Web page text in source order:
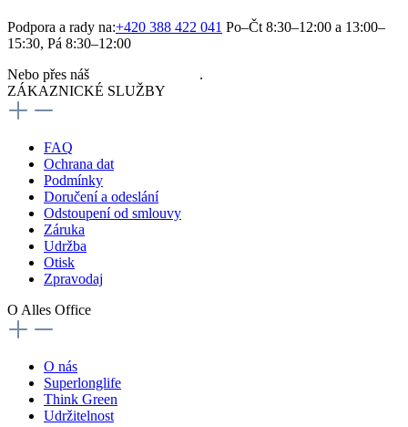
Podpora a rady na:+420 388 422 041 Po–Čt 8:30–12:00 a 13:00–
15:30, Pá 8:30–12:00
Nebo přes náš
.
ZÁKAZNICKÉ SLUŽBY
FAQ
Ochrana dat
Podmínky
Doručení a odeslání
Odstoupení od smlouvy
Záruka
Udržba
Otisk
Zpravodaj
O Alles Office
O nás
Superlonglife
Think Green
Udržitelnost